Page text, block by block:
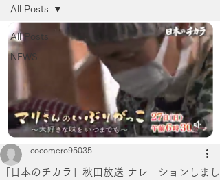
All Posts
NEWS
All Posts
「日本のチカラ」秋田放送 ナレーションしまし
cocomero95035